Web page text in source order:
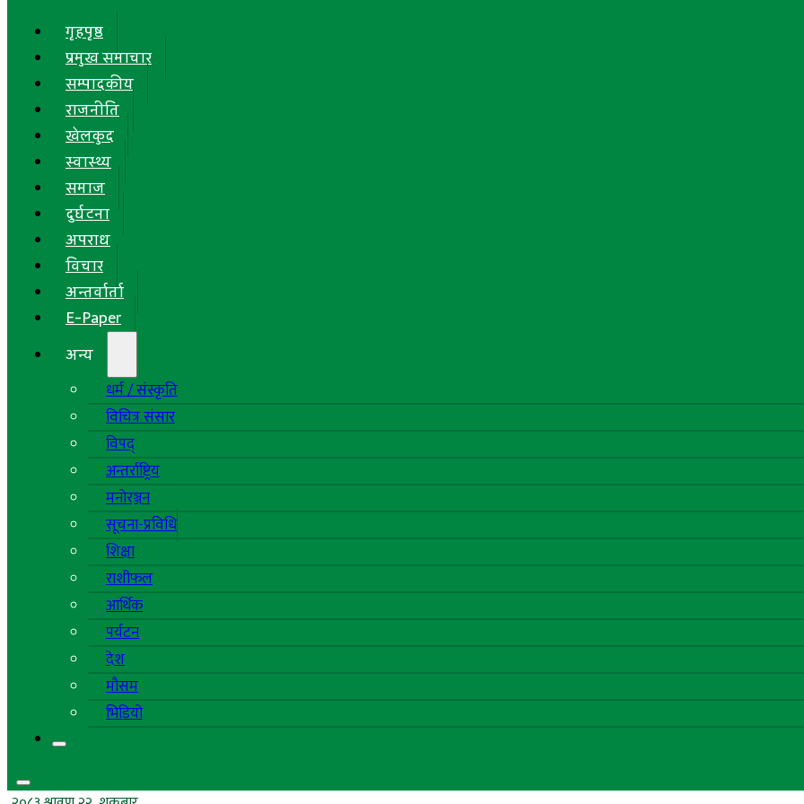
गृहपृष्ठ
प्रमुख समाचार
सम्पादकीय
राजनीति
खेलकुद
स्वास्थ्य
समाज
दुर्घटना
अपराध
विचार
अन्तर्वार्ता
E-Paper
अन्य
धर्म / संस्कृति
विचित्र संसार
विपद्
अन्तर्राष्ट्रिय
मनोरञ्जन
सूचना-प्रविधि
शिक्षा
राशीफल
आर्थिक
पर्यटन
देश
मौसम
भिडियो